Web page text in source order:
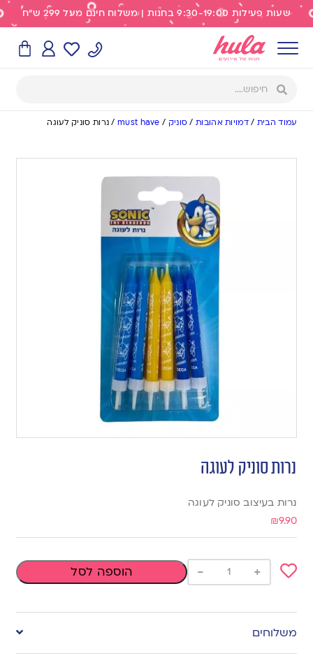
שעות פעילות 9:30-19:00 בחנות | משלוח חינם מעל 299 ש"ח
עמוד הבית /דמויות אהובות/ סוניק /
must have
/ נרות סוניק לעוגה
נרות סוניק לעוגה
נרות בעיצוב סוניק לעוגה
₪9.90
to
wishlist
+
- הוספה לסל
משלוחים